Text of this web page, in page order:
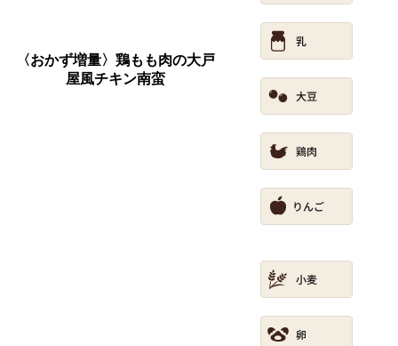
〈おかず増量〉鶏もも肉の大戸
屋風チキン南蛮